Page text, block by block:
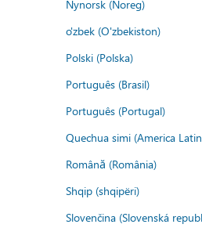
Nynorsk (Noreg)
o'zbek (O'zbekiston)
Polski (Polska)
Português (Brasil)
Português (Portugal)
Quechua simi (America
Română (România)
Shqip (shqipëri)
Slovenčina (Slovenská